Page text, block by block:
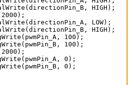
HIGH);
LOW);
HIGH);
100);
100);
0);
0);